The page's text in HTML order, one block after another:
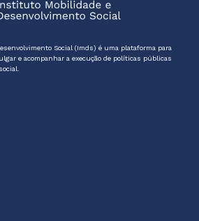
Social (Imds) é uma plataforma para
e acompanhar a execução de políticas públicas